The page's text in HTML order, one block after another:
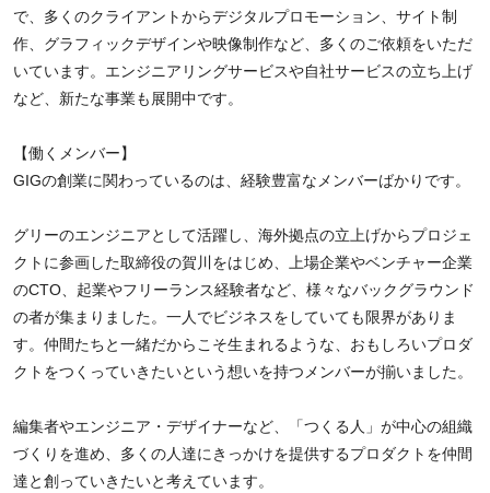
で、多くのクライアントからデジタルプロモーション、サイト制
作、グラフィックデザインや映像制作など、多くのご依頼をいただ
いています。エンジニアリングサービスや自社サービスの立ち上げ
など、新たな事業も展開中です。
【働くメンバー】
GIGの創業に関わっているのは、経験豊富なメンバーばかりです。
グリーのエンジニアとして活躍し、海外拠点の立上げからプロジェ
クトに参画した取締役の賀川をはじめ、上場企業やベンチャー企業
のCTO、起業やフリーランス経験者など、様々なバックグラウンド
の者が集まりました。一人でビジネスをしていても限界がありま
す。仲間たちと一緒だからこそ生まれるような、おもしろいプロダ
クトをつくっていきたいという想いを持つメンバーが揃いました。
編集者やエンジニア・デザイナーなど、「つくる人」が中心の組織
づくりを進め、多くの人達にきっかけを提供するプロダクトを仲間
達と創っていきたいと考えています。